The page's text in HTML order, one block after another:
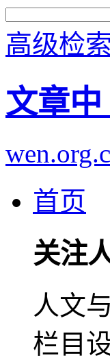
高级检索
文章
首页
关注
人文
栏目